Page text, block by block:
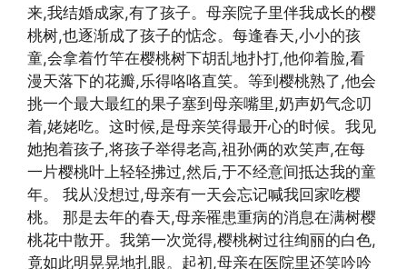
来,我结婚成家,有了孩子。母亲院子里伴我成长的樱
桃树,也逐渐成了孩子的惦念。每逢春天,小小的孩
童,会拿着竹竿在樱桃树下胡乱地扑打,他仰着脸,看
漫天落下的花瓣,乐得咯咯直笑。等到樱桃熟了,他会
挑一个最大最红的果子塞到母亲嘴里,奶声奶气念叨
着,姥姥吃。这时候,是母亲笑得最开心的时候。我见
她抱着孩子,将孩子举得老高,祖孙俩的欢笑声,在每
一片樱桃叶上轻轻拂过,然后,于不经意间抵达我的童
年。 我从没想过,母亲有一天会忘记喊我回家吃樱
桃。 那是去年的春天,母亲罹患重病的消息在满树樱
桃花中散开。我第一次觉得,樱桃树过往绚丽的白色,
竟如此明晃晃地扎眼。起初,母亲在医院里还笑吟吟